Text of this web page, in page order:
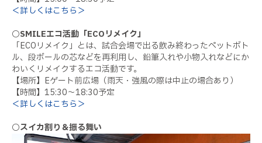
＜詳しくはこちら＞
○SMILEエコ活動「ECOリメイク」
「ECOリメイク」とは、試合会場で出る飲み終わったペットボト
ル、段ボールの芯などを再利用し、鉛筆入れや小物入れなどにか
わいくリメイクするエコ活動です。
【場所】Eゲート前広場（雨天・強風の際は中止の場合あり）
【時間】15:30～18:30予定
＜詳しくはこちら＞
○スイカ割り＆振る舞い